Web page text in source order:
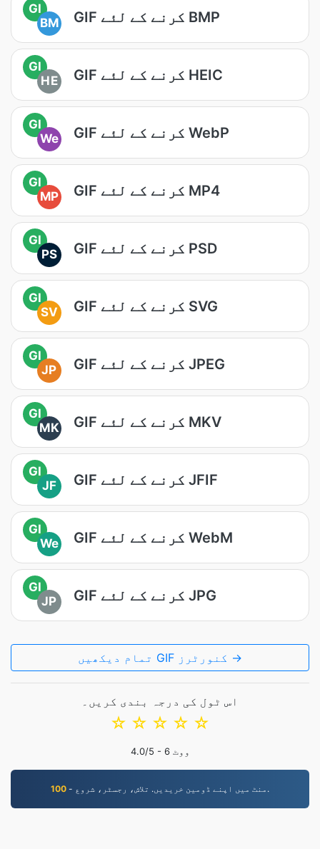
GI
BM
GIF کرنے کے لئے BMP
GI
HE
GIF کرنے کے لئے HEIC
GI
We
GIF کرنے کے لئے WebP
GI
MP
GIF کرنے کے لئے MP4
GI
PS
GIF کرنے کے لئے PSD
GI
SV
GIF کرنے کے لئے SVG
GI
JP
GIF کرنے کے لئے JPEG
GI
MK
GIF کرنے کے لئے MKV
GI
JF
GIF کرنے کے لئے JFIF
GI
We
GIF کرنے کے لئے WebM
GI
JP
GIF کرنے کے لئے JPG
تمام دیکھیں GIF کنورٹرز →
اس ٹول کی درجہ بندی کریں۔
☆
☆
☆
☆
☆
4.0/5 - 6 ووٹ
100 - منٹ میں اپنے ڈومین خریدیں. تلاش، رجسٹر، شروع.